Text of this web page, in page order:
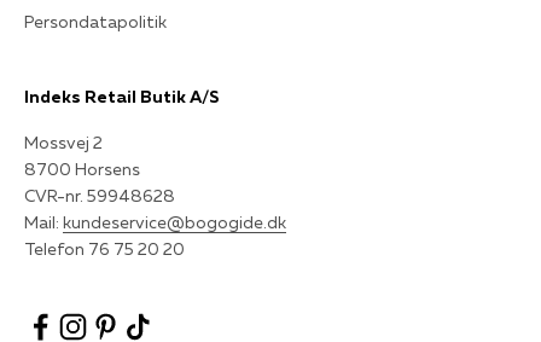
Persondatapolitik
Indeks Retail Butik A/S
Mossvej 2
8700 Horsens
CVR-nr. 59948628
Mail: kundeservice@bogogide.dk
Telefon 76 75 20 20